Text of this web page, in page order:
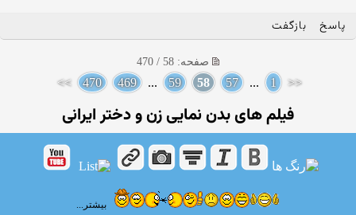
پاسخ بازگفت
صفحه: 58 / 470
<<
1
...
57
58
59
...
469
470
>>
فیلم های بدن نمایی زن و دختر ایرانی
بیشتر...